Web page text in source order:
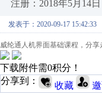
注册：2018年5月14日
发表于：2020-09-17 15:42:33
威纶通人机界面基础课程，分享
下载附件需0积分！
分享到：
收藏